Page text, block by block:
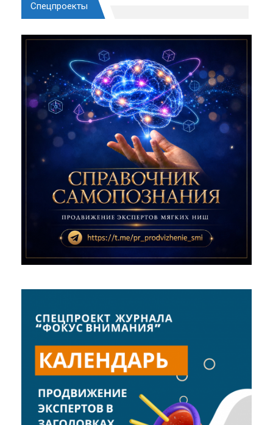
Спецпроекты